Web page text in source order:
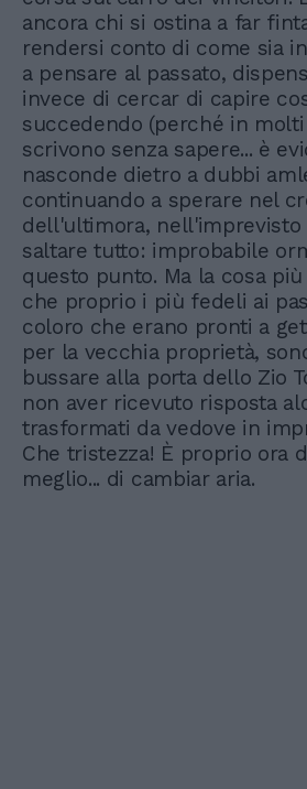
ancora chi si ostina a far
rendersi conto di come sia
a pensare al passato,
invece di cercar di capire
succedendo (perché in
scrivono senza sapere... è
nasconde dietro a dubbi
continuando a sperare nel
dell'ultimora, nell'imprevisto
saltare tutto: improbabile
questo punto. Ma la cosa
che proprio i più fedeli ai
coloro che erano pronti a
per la vecchia proprietà,
bussare alla porta dello Zio
non aver ricevuto risposta
trasformati da vedove in
Che tristezza! È proprio ora
meglio... di cambiar aria.